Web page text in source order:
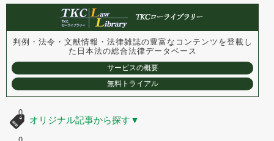
判例・法令・文献情報・法律雑誌の豊富なコンテンツを登載し
た 日本法の総合法律データベース
サービスの概要
無料トライアル
オリジナル記事から探す ▼